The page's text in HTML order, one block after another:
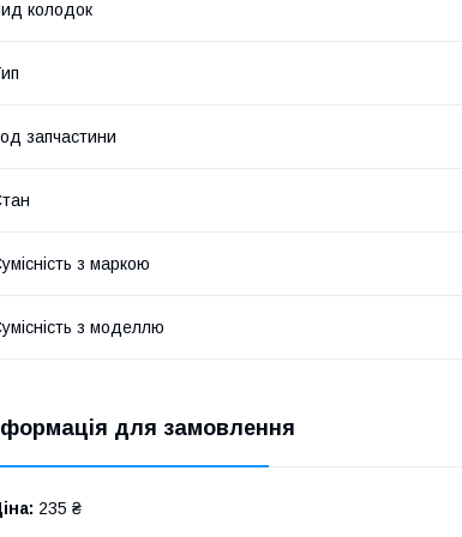
колодок
запчастини
з маркою
з моделлю
для замовлення
235 ₴